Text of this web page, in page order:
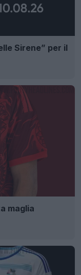
Sirene” per il
maglia